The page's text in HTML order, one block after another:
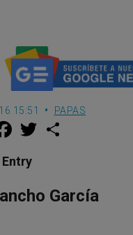
15:51 PAPAS
F
a
e
b
o
k
w
r García